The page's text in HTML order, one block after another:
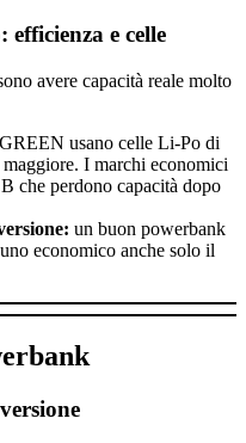
e celle
avere capacità reale molto
usano celle Li-Po di
I marchi economici
che perdono capacità dopo
un buon powerbank
economico anche solo il